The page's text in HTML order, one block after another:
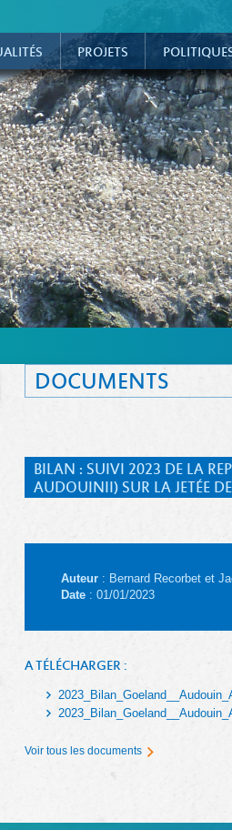
PROJETS
DOCUMENTS
BILAN : SUIVI 2023 DE LA
AUDOUINII) SUR LA JETÉE
Auteur : Bernard Recorbet et
Date : 01/01/2023
A TÉLÉCHARGER :
Voir tous les documents